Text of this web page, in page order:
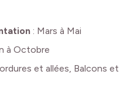
: Mars à Mai
à Octobre
et allées, Balcons et